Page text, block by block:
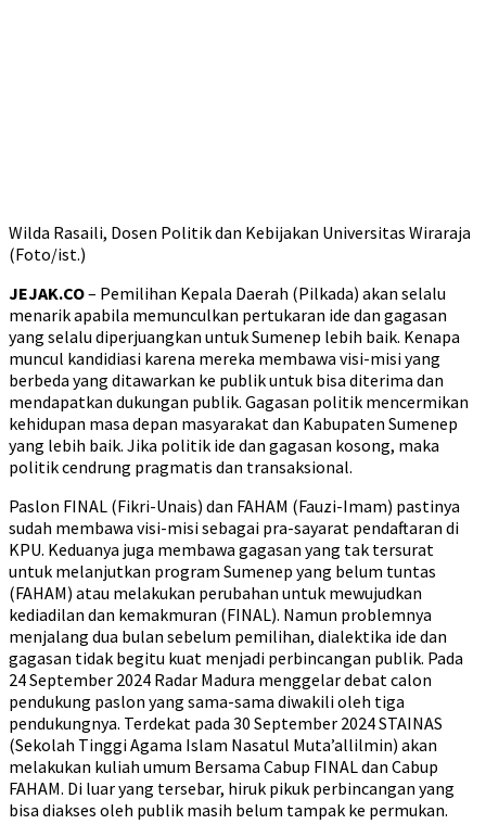
Wilda Rasaili, Dosen Politik dan Kebijakan Universitas Wiraraja
(Foto/ist.)
JEJAK.CO– Pemilihan Kepala Daerah (Pilkada) akan selalu
menarik apabila memunculkan pertukaran ide dan gagasan
yang selalu diperjuangkan untuk Sumenep lebih baik. Kenapa
muncul kandidiasi karena mereka membawa visi-misi yang
berbeda yang ditawarkan ke publik untuk bisa diterima dan
mendapatkan dukungan publik. Gagasan politik mencermikan
kehidupan masa depan masyarakat dan Kabupaten Sumenep
yang lebih baik. Jika politik ide dan gagasan kosong, maka
politik cendrung pragmatis dan transaksional.
Paslon FINAL (Fikri-Unais) dan FAHAM (Fauzi-Imam) pastinya
sudah membawa visi-misi sebagai pra-sayarat pendaftaran di
KPU. Keduanya juga membawa gagasan yang tak tersurat
untuk melanjutkan program Sumenep yang belum tuntas
(FAHAM) atau melakukan perubahan untuk mewujudkan
kediadilan dan kemakmuran (FINAL). Namun problemnya
menjalang dua bulan sebelum pemilihan, dialektika ide dan
gagasan tidak begitu kuat menjadi perbincangan publik. Pada
24 September 2024 Radar Madura menggelar debat calon
pendukung paslon yang sama-sama diwakili oleh tiga
pendukungnya. Terdekat pada 30 September 2024 STAINAS
(Sekolah Tinggi Agama Islam Nasatul Muta’allilmin) akan
melakukan kuliah umum Bersama Cabup FINAL dan Cabup
FAHAM. Di luar yang tersebar, hiruk pikuk perbincangan yang
bisa diakses oleh publik masih belum tampak ke permukan.